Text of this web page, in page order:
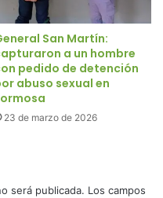
San Martín:
a un hombre
pedido de detención
abuso sexual en
23 de marzo de 2026
será publicada. Los campos